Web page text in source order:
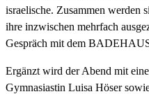
israelische. Zusammen werden
ihre inzwischen mehrfach
Gespräch mit dem
Ergänzt wird der Abend mit
Gymnasiastin Luisa Höser